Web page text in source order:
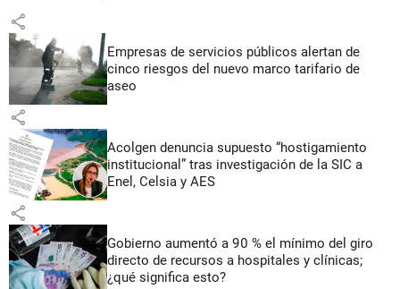
share
Empresas de servicios públicos alertan de
cinco riesgos del nuevo marco tarifario de
aseo
share
Acolgen denuncia supuesto “hostigamiento
institucional” tras investigación de la SIC a
Enel, Celsia y AES
share
Gobierno aumentó a 90 % el mínimo del giro
directo de recursos a hospitales y clínicas;
¿qué significa esto?